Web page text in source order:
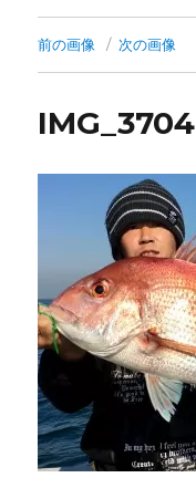
前の画像 次の画像
IMG_3704